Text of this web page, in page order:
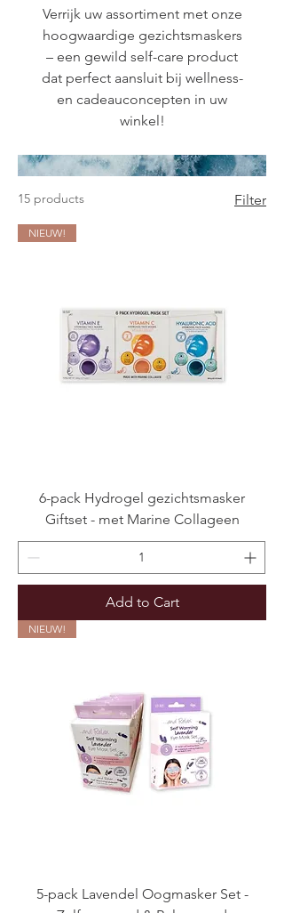
Verrijk uw assortiment met onze
hoogwaardige gezichtsmaskers
– een gewild self-care product
dat perfect aansluit bij wellness-
en cadeauconcepten in uw
winkel!
15 products Filter
NIEUW!
6-pack Hydrogel gezichtsmasker
Giftset - met Marine Collageen
Add to Cart
NIEUW!
5-pack Lavendel Oogmasker Set -